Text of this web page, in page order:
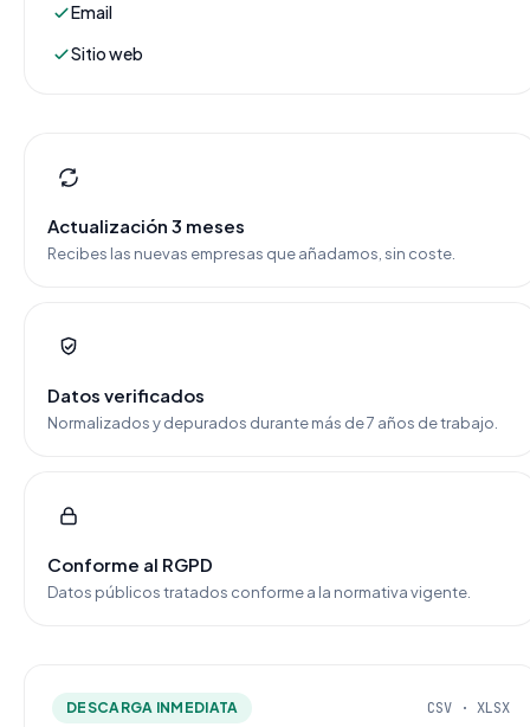
Email
Sitio web
Actualización 3 meses
Recibes las nuevas empresas que añadamos, sin coste.
Datos verificados
Normalizados y depurados durante más de 7 años de trabajo.
Conforme al RGPD
Datos públicos tratados conforme a la normativa vigente.
DESCARGA INMEDIATA CSV · XLSX